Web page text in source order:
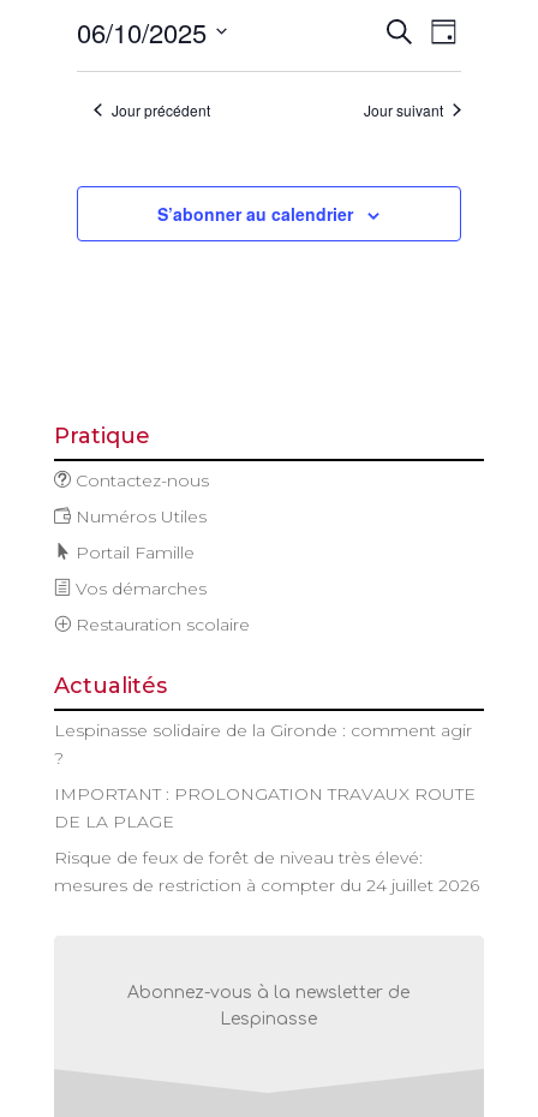
6
octobre
2025
de
Recherche
de
vues
Jour
06/10/2025
date.Jour précédent Jour suivant
S’abonner au calendrier
Pratique
Contactez-nous
Numéros Utiles
Portail Famille
Vos démarches
Restauration scolaire
Actualités
Lespinasse solidaire de la Gironde : comment agir
?
IMPORTANT : PROLONGATION TRAVAUX ROUTE
DE LA PLAGE
Risque de feux de forêt de niveau très élevé:
mesures de restriction à compter du 24 juillet 2026
Abonnez-vous à la newsletter de
Lespinasse